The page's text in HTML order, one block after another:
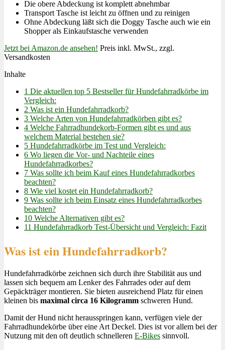
Die obere Abdeckung ist komplett abnehmbar
Transport Tasche ist leicht zu öffnen und zu reinigen
Ohne Abdeckung läßt sich die Doggy Tasche auch wie ein
Shopper als Einkaufstasche verwenden
Jetzt bei Amazon.de ansehen! Preis inkl. MwSt., zzgl.
Versandkosten
Inhalte
1 Die aktuellen top 5 Bestseller für Hundefahrradkörbe im
Vergleich:
2 Was ist ein Hundefahrradkorb?
3 Welche Arten von Hundefahrradkörben gibt es?
4 Welche Fahrradhundekorb-Formen gibt es und aus
welchem Material bestehen sie?
5 Hundefahrradkörbe im Test und Vergleich:
6 Wo liegen die Vor- und Nachteile eines
Hundefahrradkorbes?
7 Was sollte ich beim Kauf eines Hundefahrradkorbes
beachten?
8 Wie viel kostet ein Hundefahrradkorb?
9 Was sollte ich beim Einsatz eines Hundefahrradkorbes
beachten?
10 Welche Alternativen gibt es?
11 Hundefahrradkorb Test-Übersicht und Vergleich: Fazit
Was ist ein Hundefahrradkorb?
Hundefahrradkörbe zeichnen sich durch ihre Stabilität aus und
lassen sich bequem am Lenker des Fahrrades oder auf dem
Gepäckträger montieren. Sie bieten ausreichend Platz für einen
kleinen bis maximal circa 16 Kilogramm schweren Hund.
Damit der Hund nicht herausspringen kann, verfügen viele der
Fahrradhundekörbe über eine Art Deckel. Dies ist vor allem bei der
Nutzung mit den oft deutlich schnelleren E-Bikes sinnvoll.